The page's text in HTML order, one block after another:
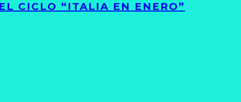
CICLO “ITALIA EN ENERO”